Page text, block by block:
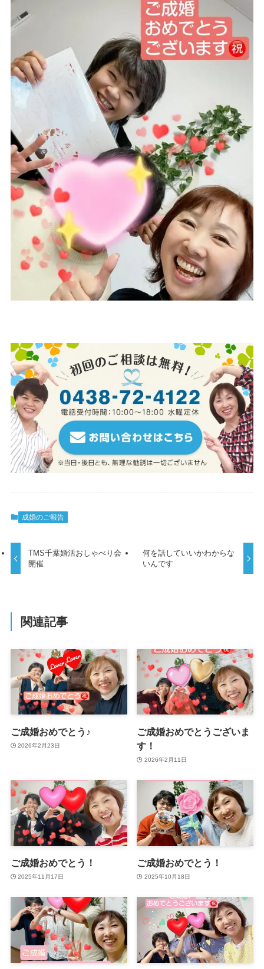
成婚のご報告
TMS千葉婚活おしゃべり会
開催
何を話していいかわからな
いんです
関連記事
ご成婚おめでとう♪
2026年2月23日
ご成婚おめでとうございま
す！
2026年2月11日
ご成婚おめでとう！
2025年11月17日
ご成婚おめでとう！
2025年10月18日